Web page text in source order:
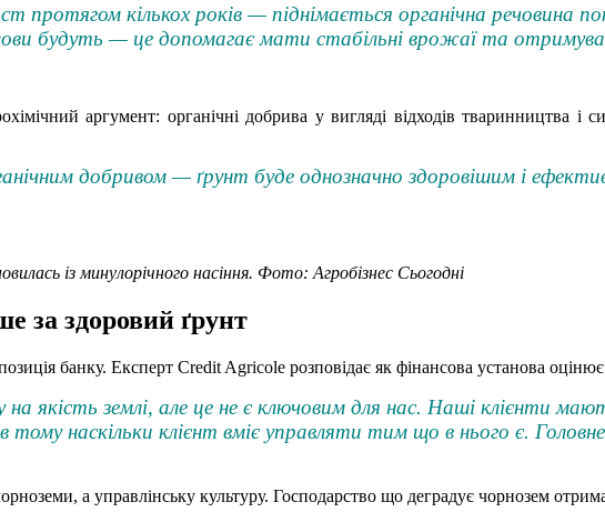
протягом кількох років — піднімається органічна речовина
будуть — це допомагає мати стабільні врожаї та
аргумент: органічні добрива у вигляді відходів тваринництва
добривом — ґрунт буде однозначно здоровішим і
із минулорічного насіння. Фото: Агробізнес Сьогодні
за здоровий ґрунт
банку. Експерт Credit Agricole розповідає як фінансова установа
якість землі, але це не є ключовим для нас. Наші клієнти
тому наскільки клієнт вміє управляти тим що в нього є.
а управлінську культуру. Господарство що деградує чорнозем